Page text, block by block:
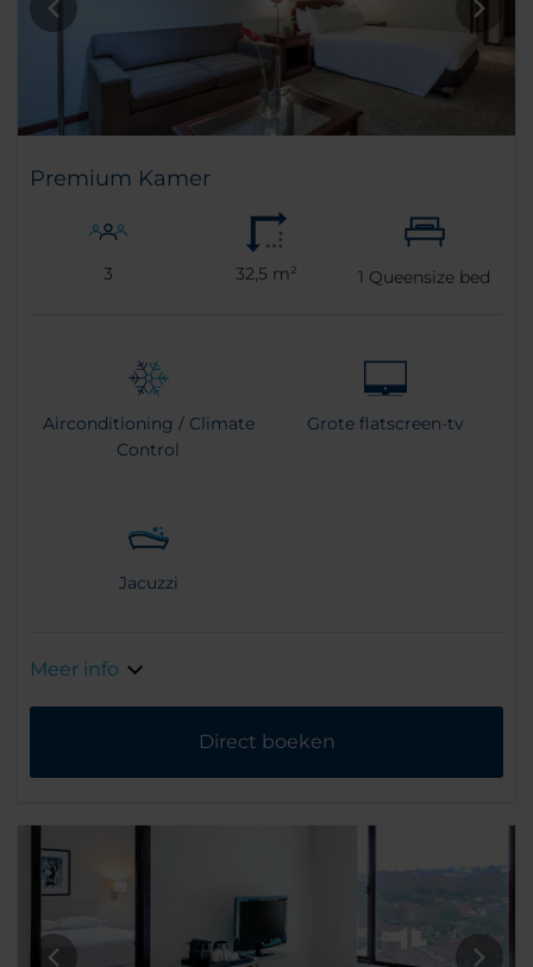
Premium Kamer
3 32,5 m² 1 Queensize bed
Airconditioning / Climate
Control
Grote flatscreen-tv
Jacuzzi
Meer info
Direct boeken